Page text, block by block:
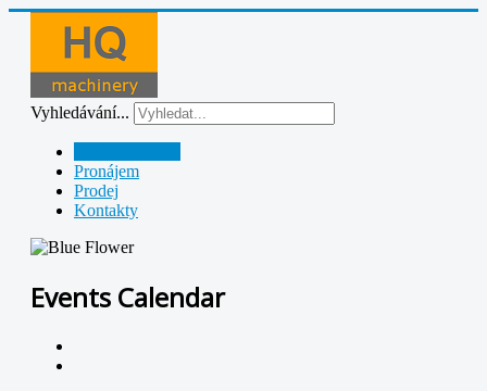
Vyhledávání...
Pronájem
Prodej
Kontakty
Events Calendar